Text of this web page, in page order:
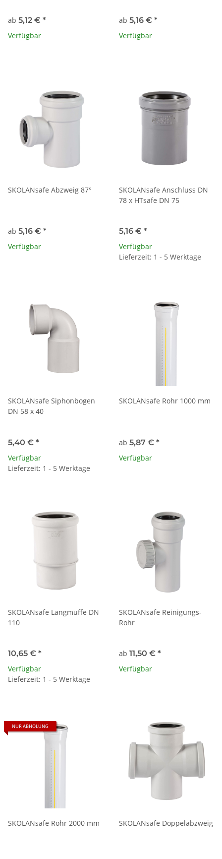
ab 5,12 € *
Verfügbar
ab 5,16 € *
Verfügbar
SKOLANsafe Abzweig 87°
ab 5,16 € *
Verfügbar
SKOLANsafe Anschluss DN
78 x HTsafe DN 75
5,16 € *
Verfügbar
Lieferzeit: 1 - 5 Werktage
SKOLANsafe Siphonbogen
DN 58 x 40
5,40 € *
Verfügbar
Lieferzeit: 1 - 5 Werktage
SKOLANsafe Rohr 1000 mm
ab 5,87 € *
Verfügbar
SKOLANsafe Langmuffe DN
110
10,65 € *
Verfügbar
Lieferzeit: 1 - 5 Werktage
SKOLANsafe Reinigungs-
Rohr
ab 11,50 € *
Verfügbar
NUR ABHOLUNG
SKOLANsafe Rohr 2000 mm SKOLANsafe Doppelabzweig